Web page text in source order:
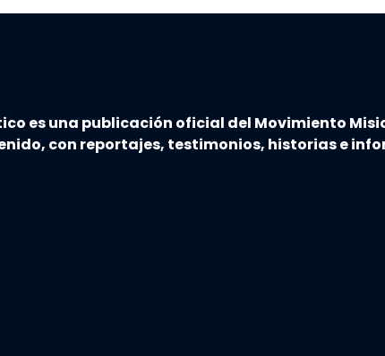
es una publicación oficial del Movimiento
con reportajes, testimonios, historias e